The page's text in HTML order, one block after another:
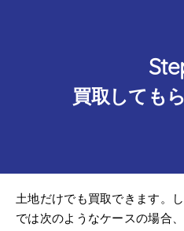
買取しても
土地だけでも買取できます。
では次のようなケースの場合